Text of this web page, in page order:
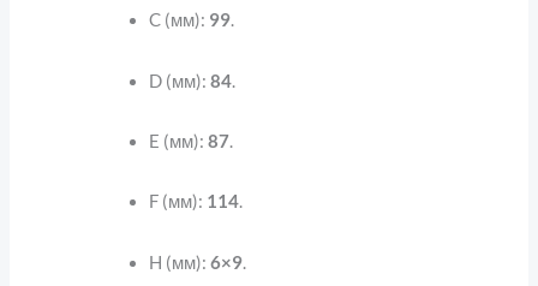
C (мм): 99.
D (мм): 84.
E (мм): 87.
F (мм): 114.
H (мм): 6×9.